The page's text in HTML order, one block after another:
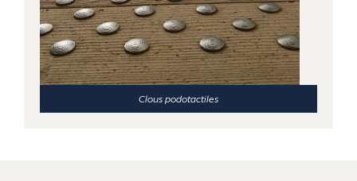
Clous podotactiles